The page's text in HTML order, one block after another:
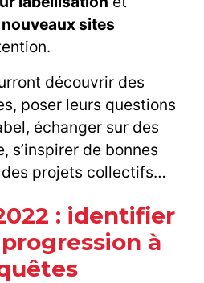
sites
découvrir des
poser leurs questions
échanger sur des
s’inspirer de bonnes
projets collectifs…
: identifier
à